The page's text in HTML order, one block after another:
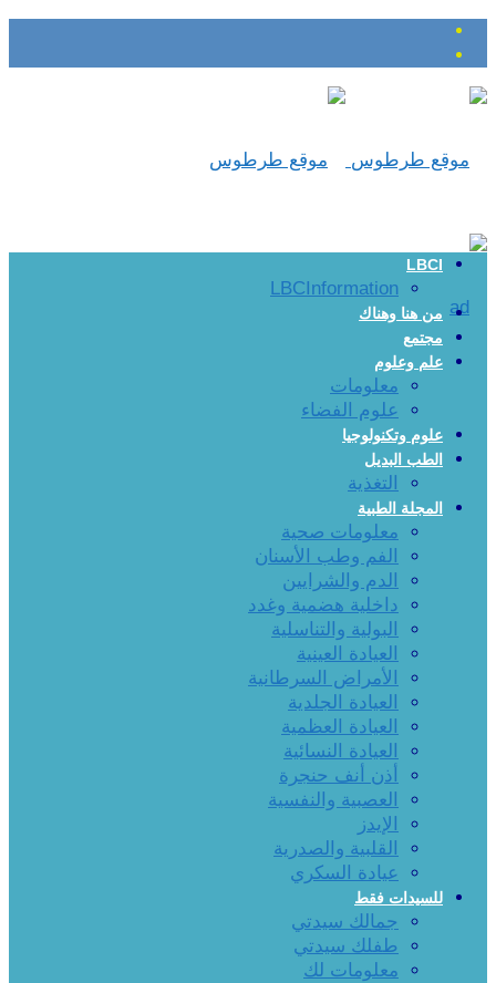
LBCI
LBCInformation
من هنا وهناك
مجتمع
علم وعلوم
معلومات
علوم الفضاء
علوم وتكنولوجيا
الطب البديل
التغذية
المجلة الطبية
معلومات صحية
الفم وطب الأسنان
الدم والشرايين
داخلية هضمية وغدد
البولية والتناسلية
العيادة العينية
الأمراض السرطانية
العيادة الجلدية
العيادة العظمية
العيادة النسائية
أذن أنف حنجرة
العصبية والنفسية
الإيدز
القلبية والصدرية
عيادة السكري
للسيدات فقط
جمالك سيدتي
طفلك سيدتي
معلومات لك